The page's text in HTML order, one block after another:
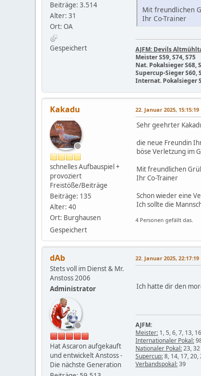
Beiträge: 3.514
Alter: 31
Ort: OA
Gespeichert
Mit freundlichen
Ihr Co-Trainer
AJFM: Devils
Meister S59, S74, S75
Nat. Pokalsieger S68,
Supercup-Sieger S60,
Internat. Pokalsieger
Kakadu
schnelles Aufbauspiel +
provoziert
Freistöße/Beiträge
Beiträge: 135
Alter: 40
Ort: Burghausen
Gespeichert
22. Januar 2025, 15:15:19
Sehr geehrter
die neue Freundin
böse Verletzung im
Mit freundlichen
Ihr Co-Trainer
Schon wieder eine
Ich sollte die
4 Personen gefällt das.
dAb
Stets voll im Dienst & Mr.
Anstoss 2006
Administrator
Hat Ascaron aufgekauft
und entwickelt Anstoss -
Die nächste Generation
22. Januar 2025, 22:17:19
Ich hatte dir den
AJFM:
Meister: 1, 5, 6, 7, 13,
Internationaler Pokal:
Nationaler Pokal:23, 32
Supercup:8, 14, 17, 20,
Verbandspokal:39